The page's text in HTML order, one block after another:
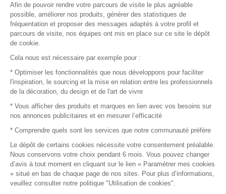
Plan du site
© 2016 –Organisation SAFI
Recrutement
Mentions légales
Conditions commerciales
Afin de pouvoir rendre votre parcours de visite le plus agréable
possible, améliorer nos produits, générer des statistiques de
fréquentation et proposer des messages adaptés à votre profil et
parcours de visite, nos équipes ont mis en place sur ce site le dépôt
de cookie.
Cela nous est nécessaire par exemple pour :
* Optimiser les fonctionnalités que nous développons pour faciliter
l'inspiration, le sourcing et la mise en relation entre les professionnels
de la décoration, du design et de l'art de vivre
* Vous afficher des produits et marques en lien avec vos besoins sur
nos annonces publicitaires et en mesurer l’efficacité
* Comprendre quels sont les services que notre communauté préfère
Le dépôt de certains cookies nécessite votre consentement préalable.
Nous conservons votre choix pendant 6 mois. Vous pouvez changer
d’avis à tout moment en cliquant sur le lien « Paramétrer mes cookies
» situé en bas de chaque page de nos sites. Pour plus d’informations,
veuillez consulter notre politique "Utilisation de cookies".